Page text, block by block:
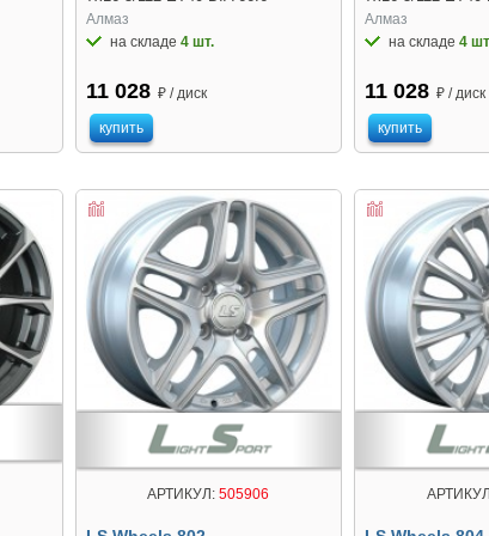
Алмаз
на складе 4 шт.
11 028 ₽ / диск
купить
Алмаз
на складе4
11 028 ₽ / диск
купить
АРТИКУЛ: 505906